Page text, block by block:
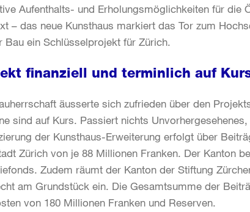
Aufenthalts- und Erholungsmöglichkeiten für die
– das neue Kunsthaus markiert das Tor zum
Bau ein Schlüsselprojekt für Zürich.
finanziell und terminlich auf
äusserte sich zufrieden über den
sind auf Kurs. Passiert nichts
der Kunsthaus-Erweiterung erfolgt über
Zürich von je 88 Millionen Franken. Der Kanton
Zudem räumt der Kanton der Stiftung
am Grundstück ein. Die Gesamtsumme der
von 180 Millionen Franken und Reserven.